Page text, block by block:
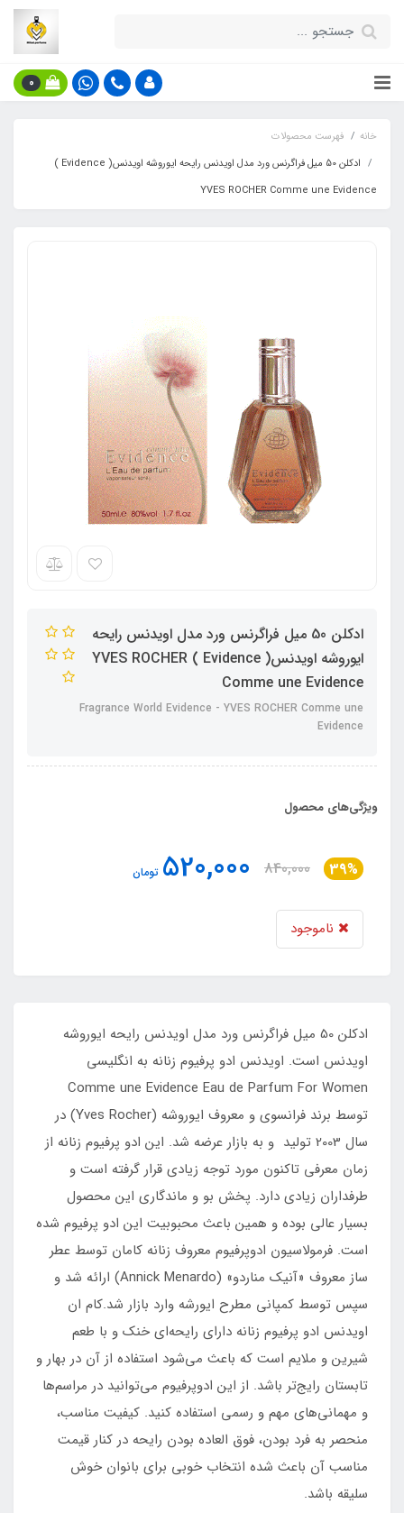
0
خانه
فهرست محصولات
ادکلن 50 میل فراگرنس ورد مدل اویدنس رایحه ایوروشه اویدنس( Evidence )
YVES ROCHER Comme une Evidence
ادکلن 50 میل فراگرنس ورد مدل اویدنس رایحه
ایوروشه اویدنس( Evidence ) YVES ROCHER
Comme une Evidence
Fragrance World Evidence - YVES ROCHER Comme une
Evidence
ویژگی‌های محصول
39%
840,000
520,000 تومان
ناموجود
ادکلن 50 میل فراگرنس ورد مدل اویدنس رایحه ایوروشه
اویدنس است. اویدنس ادو پرفیوم زنانه به انگلیسی
Comme une Evidence Eau de Parfum For Women
توسط برند فرانسوی و معروف ایوروشه (Yves Rocher) در
سال 2003 تولید و به بازار عرضه شد. این ادو پرفیوم زنانه از
زمان معرفی تاکنون مورد توجه زیادی قرار گرفته است و
طرفداران زیادی دارد. پخش بو و ماندگاری این محصول
بسیار عالی بوده و همین باعث محبوبیت این ادو پرفیوم شده
است. فرمولاسیون ادوپرفیوم معروف زنانه کامان توسط عطر
ساز معروف «آنیک مناردو» (Annick Menardo) ارائه شد و
سپس توسط کمپانی مطرح ایورشه وارد بازار شد.کام ان
اویدنس ادو پرفیوم زنانه دارای رایحه‌ای خنک و با طعم
شیرین و ملایم است که باعث می‌شود استفاده از آن در بهار و
تابستان رایج‌تر باشد. از این ادوپرفیوم می‌توانید در مراسم‌ها
و مهمانی‌های مهم و رسمی استفاده کنید. کیفیت مناسب،
منحصر به فرد بودن، فوق العاده بودن رایحه در کنار قیمت
مناسب آن باعث شده انتخاب خوبی برای بانوان خوش
سلیقه باشد.